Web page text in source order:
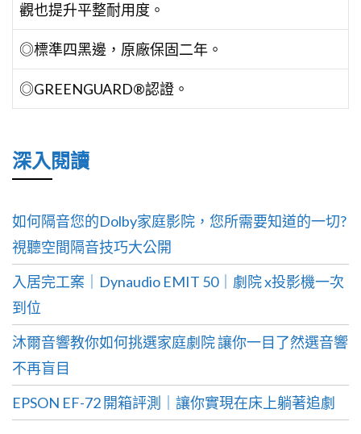
觀也提升平整耐用度。
◎標準四黑邊，原廠保固二年。
◎GREENGUARD®認證。
深入閱讀
如何隔音您的Dolby家庭影院，您所需要知道的一切?
視聽空間隔音技巧大公開
入居完工案｜Dynaudio EMIT 50｜劇院 x投影機一次
到位
沐爾音響教你如何挑選家庭劇院 讓你一目了然選音響
不再盲目
EPSON EF-72 開箱評測｜讓你實現在床上躺著追劇